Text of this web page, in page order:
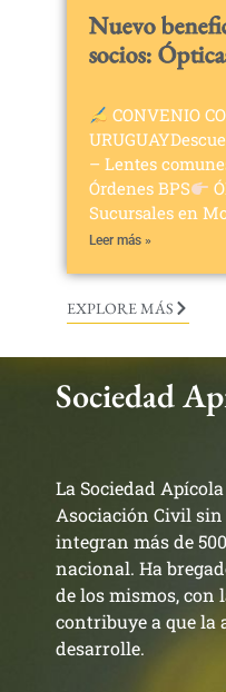
Nuevo
socios:
CONVENIO
– Lentes
Órdenes BPS
Sucursales en
Leer más »
EXPLORE MÁS
Sociedad
La Sociedad
Asociación Civil
integran más de
nacional. Ha
de los mismos, con
contribuye a que la
desarrolle.